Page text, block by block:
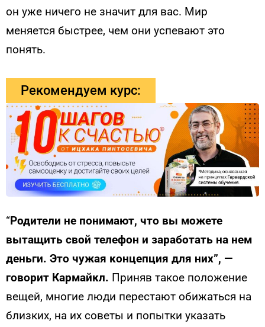
он уже ничего не значит для вас. Мир
меняется быстрее, чем они успевают это
понять.
Рекомендуем курс:
“Родители не понимают, что вы можете
вытащить свой телефон и заработать на нем
деньги. Это чужая концепция для них”, —
говорит Кармайкл. Приняв такое положение
вещей, многие люди перестают обижаться на
близких, на их советы и попытки указать